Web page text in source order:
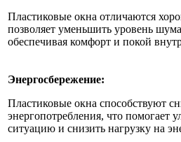
Пластиковые окна отличаются
позволяет уменьшить уровень
обеспечивая комфорт и покой
Энергосбережение:
Пластиковые окна способствуют
энергопотребления, что помогает
ситуацию и снизить нагрузку на